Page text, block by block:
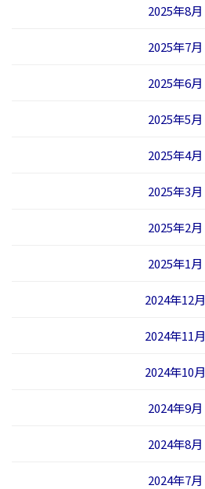
2025年8月
2025年7月
2025年6月
2025年5月
2025年4月
2025年3月
2025年2月
2025年1月
2024年12月
2024年11月
2024年10月
2024年9月
2024年8月
2024年7月